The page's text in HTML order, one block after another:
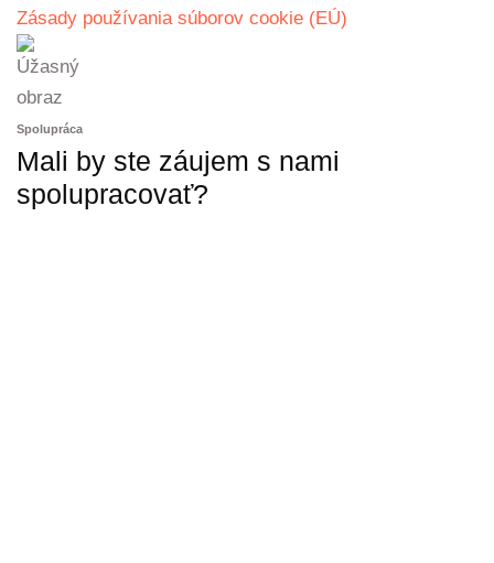
Zásady používania súborov cookie (EÚ)
Spolupráca
Mali by ste záujem s nami
spolupracovať?